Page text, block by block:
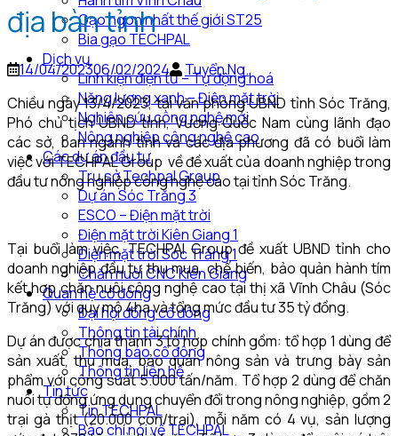
Gạo ngon nhất thế giới ST25
Bia gạo TECHPAL
Dịch vụ
Linh kiện điện tử – Tự động hoá
Năng lượng xanh – Điện mặt trời
Nghiên cứu công nghệ mới
Nông nghiệp công nghệ cao
Các dự án đầu tư
Trụ sở Techpal Group
Dự án Sóc Trăng 3
ESCO – Điện mặt trời
Điện mặt trời Kiên Giang 1
Điện mặt trời Sóc Trăng 1
Chăn nuôi CNC Kiên Giang
Quan hệ cổ đông
Đại hội đồng cổ đông
Thông tin tài chính
Thông báo cổ đông
Thông tin liên hệ
Tin tức
Tin TECHPAL
Báo chí nói về TECHPAL
địa bàn tỉnh
14/04/202306/02/2024
Tuyển Ng.
Chiều ngày 13/4/2023, tại văn phòng UBND tỉnh Sóc Trăng,
Phó chủ tịch UBND tỉnh, Vương Quốc Nam cùng lãnh đạo
các sở, ban ngành tỉnh và các địa phương đã có buổi làm
việc với TECHPAL Group về đề xuất của doanh nghiệp trong
đầu tư nông nghiệp công nghệ cao tại tỉnh Sóc Trăng.
Tại buổi làm việc, TECHPAl Group đề xuất UBND tỉnh cho
doanh nghiệp đầu tư thu mua, chế biến, bảo quản hành tím
kết hợp chăn nuôi công nghệ cao tại thị xã Vĩnh Châu (Sóc
Trăng) với quy mô 4ha và tổng mức đầu tư 35 tỷ đồng.
Dự án được chia thành 3 tổ hợp chính gồm: tổ hợp 1 dùng để
sản xuất, thu mua, bảo quản nông sản và trưng bày sản
phẩm với công suất 5.000 tấn/năm. Tổ hợp 2 dùng để chăn
nuôi tự động ứng dụng chuyển đổi trong nông nghiệp, gồm 2
trại gà thịt (20.000 con/trại), mỗi năm có 4 vụ, sản lượng